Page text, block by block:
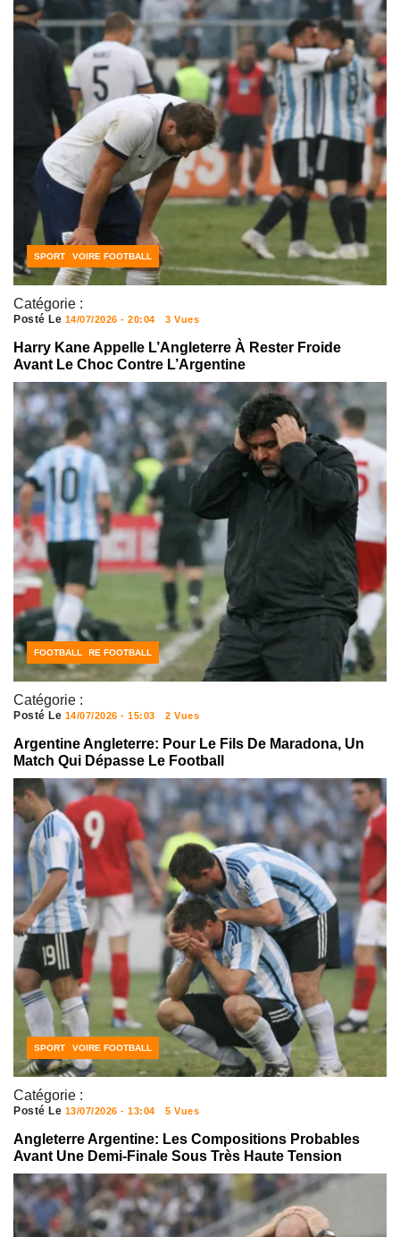
Catégorie :
CÔTE D'IVOIRE FOOTBALL
SPORT
Posté Le 14/07/2026 - 20:04 3 Vues
Harry Kane Appelle L’Angleterre À Rester Froide
Avant Le Choc Contre L’Argentine
Catégorie :
ACTUALITÉS FOOTBALL
CÔTE D'IVOIRE FOOTBALL
FOOTBALL
Posté Le 14/07/2026 - 15:03 2 Vues
Argentine Angleterre: Pour Le Fils De Maradona, Un
Match Qui Dépasse Le Football
Catégorie :
CÔTE D'IVOIRE FOOTBALL
SPORT
Posté Le 13/07/2026 - 13:04 5 Vues
Angleterre Argentine: Les Compositions Probables
Avant Une Demi-Finale Sous Très Haute Tension